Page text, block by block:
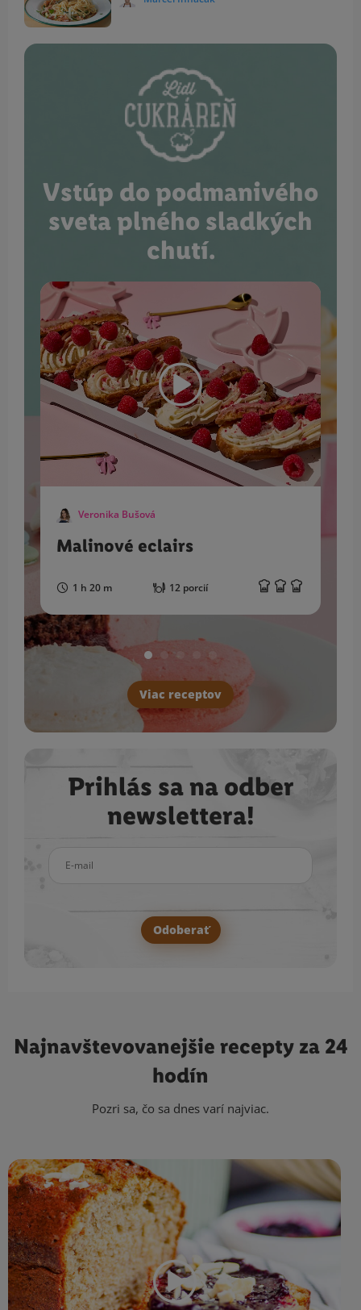
Vstúp do podmanivého
sveta plného sladkých
chutí.
Veronika Bušová
Malinové eclairs
1 h 20 m 12 porcií
Viac receptov
Prihlás sa na odber
newslettera!
Odoberať
Najnavštevovanejšie recepty za 24
hodín
Pozri sa, čo sa dnes varí najviac.